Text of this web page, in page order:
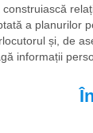
a planurilor
și, de
informații